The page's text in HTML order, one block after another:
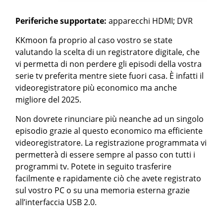
Periferiche supportate:apparecchi HDMI; DVR
KKmoon fa proprio al caso vostro se state
valutando la scelta di un registratore digitale, che
vi permetta di non perdere gli episodi della vostra
serie tv preferita mentre siete fuori casa. È infatti il
videoregistratore più economico ma anche
migliore del 2025.
Non dovrete rinunciare più neanche ad un singolo
episodio grazie al questo economico ma efficiente
videoregistratore. La registrazione programmata vi
permetterà di essere sempre al passo con tutti i
programmi tv. Potete in seguito trasferire
facilmente e rapidamente ciò che avete registrato
sul vostro PC o su una memoria esterna grazie
all’interfaccia USB 2.0.